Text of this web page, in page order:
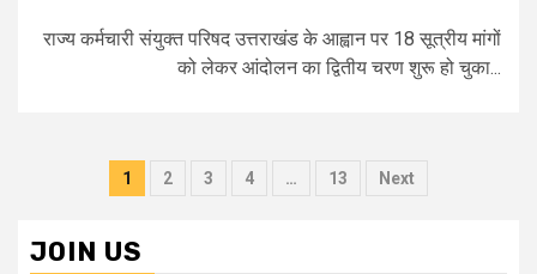
राज्य कर्मचारी संयुक्त परिषद उत्तराखंड के आह्वान पर 18 सूत्रीय मांगों
को लेकर आंदोलन का द्वितीय चरण शुरू हो चुका...
Posts
1 2 3 4 … 13 Next
JOIN US